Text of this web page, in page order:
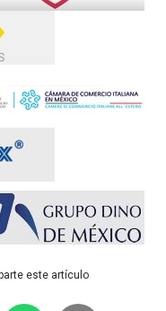
este artículo